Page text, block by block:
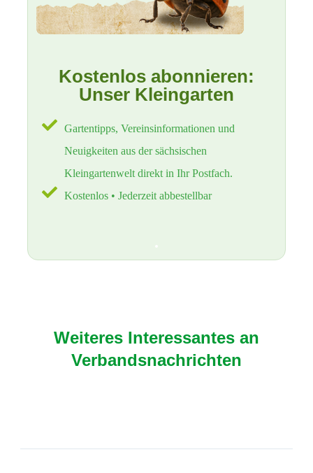
Kostenlos abonnieren:
Unser Kleingarten
Gartentipps, Vereinsinformationen und
Neuigkeiten aus der sächsischen
Kleingartenwelt direkt in Ihr Postfach.
Kostenlos • Jederzeit abbestellbar
Weiteres Interessantes an
Verbandsnachrichten